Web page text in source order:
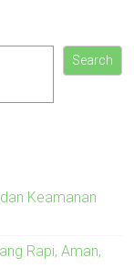
Search
Keamanan
Rapi, Aman,